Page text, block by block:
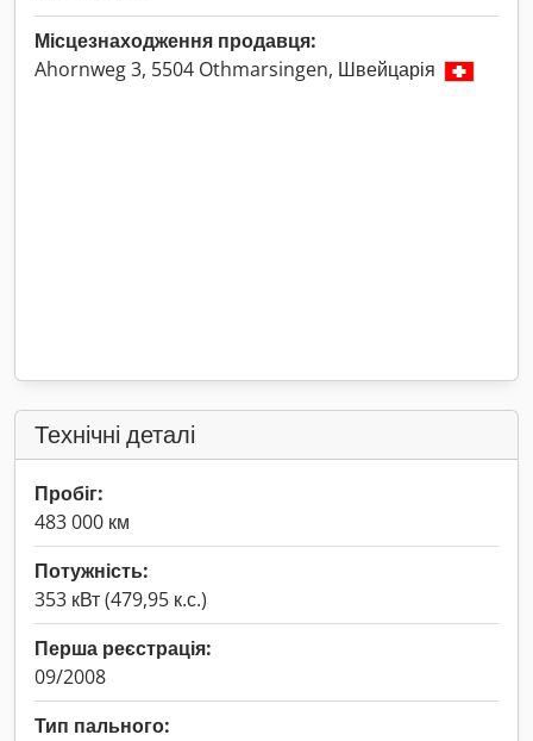
Місцезнаходження продавця:
Ahornweg 3, 5504 Othmarsingen, Швейцарія
Технічні деталі
Пробіг:
483 000 км
Потужність:
353 кВт (479,95 к.с.)
Перша реєстрація:
09/2008
Тип пального: